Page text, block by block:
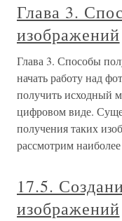
Глава 3.
изображений
Глава 3. Способы
начать работу над
получить исходный
цифровом виде.
получения таких
рассмотрим
17.5.
изображений